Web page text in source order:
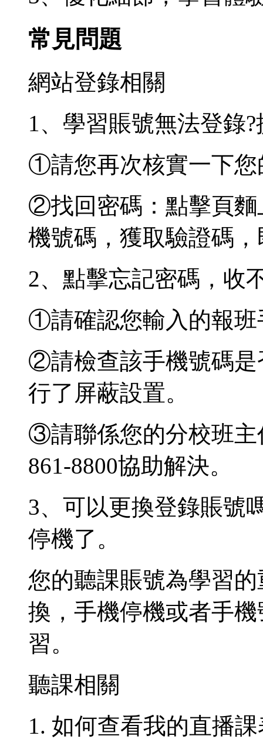
常見問題
網站登錄相關
1、學習賬號無法登錄
①請您再次核實一下您
②找回密碼：點擊頁麵
機號碼，獲取驗證碼
2、點擊忘記密碼，收
①請確認您輸入的報班
②請檢查該手機號碼是
行了屏蔽設置。
③請聯係您的分校班主
861-8800協助解決。
3、可以更換登錄賬號
停機了。
您的聽課賬號為學習
換，手機停機或者手
習。
聽課相關
1. 如何查看我的直播課